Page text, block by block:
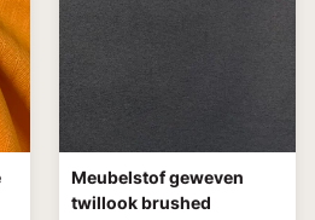
Meubelstof geweven
twillook brushed